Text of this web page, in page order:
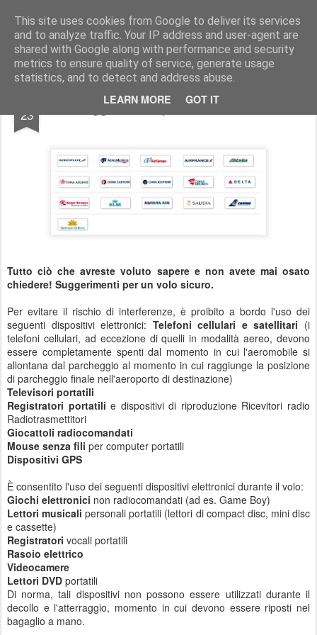
This site uses cookies from Google to deliver its services
and to analyze traffic. Your IP address and user-agent are
shared with Google along with performance and security
metrics to ensure quality of service, generate usage
statistics, and to detect and address abuse.
LEARN MORE GOT IT
Simple Crs Blog Curiosità e notizie dal mondo delle compagnie aeree
Pages
23 Suggerimenti per un volo sicuro.
Tutto ciò che avreste voluto sapere e non avete mai osato
chiedere! Suggerimenti per un volo sicuro.
Per evitare il rischio di interferenze, è proibito a bordo l'uso dei
seguenti dispositivi elettronici: Telefoni cellulari e satellitari (i
telefoni cellulari, ad eccezione di quelli in modalità aereo, devono
essere completamente spenti dal momento in cui l'aeromobile si
allontana dal parcheggio al momento in cui raggiunge la posizione
di parcheggio finale nell'aeroporto di destinazione)
Televisori portatili
Registratori portatili e dispositivi di riproduzione Ricevitori radio
Radiotrasmettitori
Giocattoli radiocomandati
Mouse senza fili per computer portatili
Dispositivi GPS
È consentito l'uso dei seguenti dispositivi elettronici durante il volo:
Giochi elettronici non radiocomandati (ad es. Game Boy)
Lettori musicali personali portatili (lettori di compact disc, mini disc
e cassette)
Registratori vocali portatili
Rasoio elettrico
Videocamere
Lettori DVD portatili
Di norma, tali dispositivi non possono essere utilizzati durante il
decollo e l'atterraggio, momento in cui devono essere riposti nel
bagaglio a mano.